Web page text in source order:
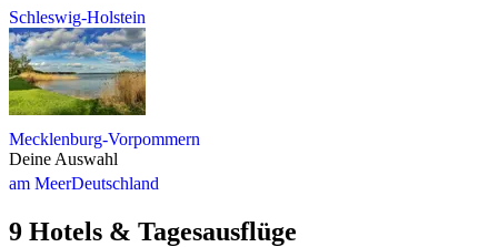
Schleswig-Holstein
Mecklenburg-Vorpommern
Deine Auswahl
am MeerDeutschland
9 Hotels & Tagesausflüge